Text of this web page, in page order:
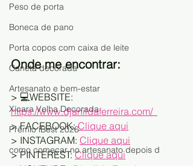
Peso de porta
Boneca de pano
Porta copos com caixa de leite
Caneta decorada
Artesanato e bem-estar
Xícara Velha Decorada
Prêmio iBest 2026
como começar no artesanato depois d
Onde me encontrar:
> 💻WEBSITE:
https://www.djanildaferreira.com/
> FACEBOOK: Clique aqui
> INSTAGRAM: Clique aqui
> PINTEREST: Clique aqui